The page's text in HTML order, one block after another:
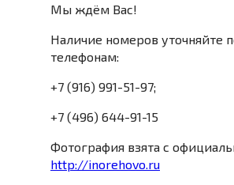
Мы ждём Вас!
Наличие номеров уточняйте
телефонам:
+7 (916) 991-51-97;
+7 (496) 644-91-15
Фотография взята с
http://inorehovo.ru